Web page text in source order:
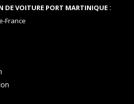
DE VOITURE PORT MARTINIQUE:
France